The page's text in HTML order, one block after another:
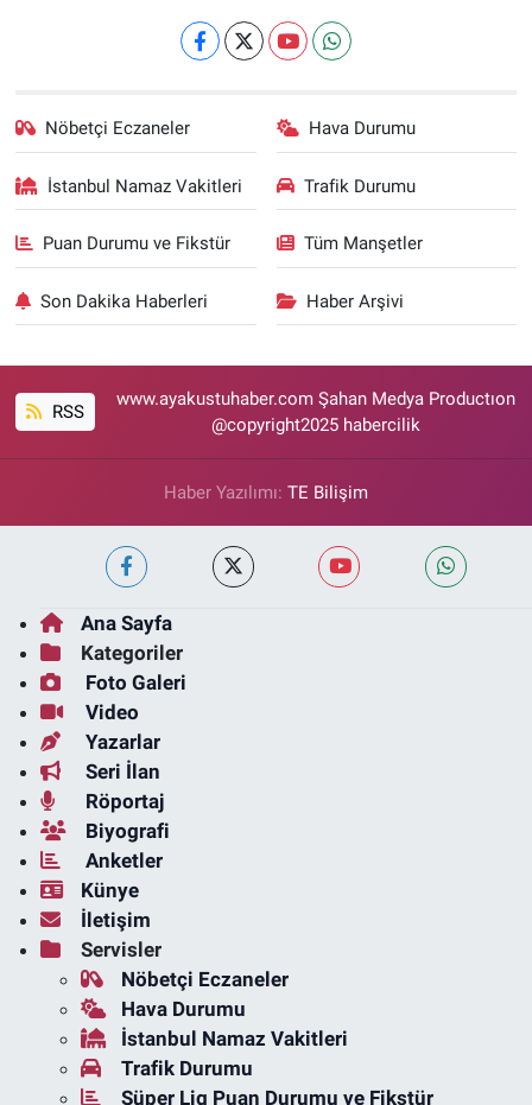
Nöbetçi Eczaneler Hava Durumu
İstanbul Namaz Vakitleri Trafik Durumu
Puan Durumu ve Fikstür Tüm Manşetler
Son Dakika Haberleri Haber Arşivi
RSS
www.ayakustuhaber.com Şahan Medya Productıon
@copyright2025 habercilik
Haber Yazılımı: TE Bilişim
Ana Sayfa
Kategoriler
Foto Galeri
Video
Yazarlar
Seri İlan
Röportaj
Biyografi
Anketler
Künye
İletişim
Servisler
Nöbetçi Eczaneler
Hava Durumu
İstanbul Namaz Vakitleri
Trafik Durumu
Süper Lig Puan Durumu ve Fikstür